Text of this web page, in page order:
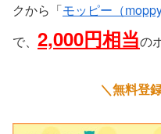
クから「モッピー（moppy
で、 2,000円相当の
＼無料登